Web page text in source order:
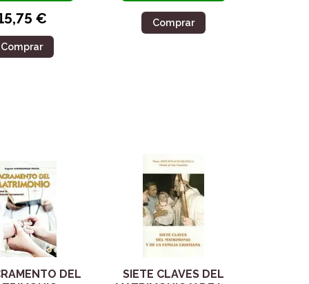
€
Comprar
Comprar
DEL
SIETE CLAVES DEL